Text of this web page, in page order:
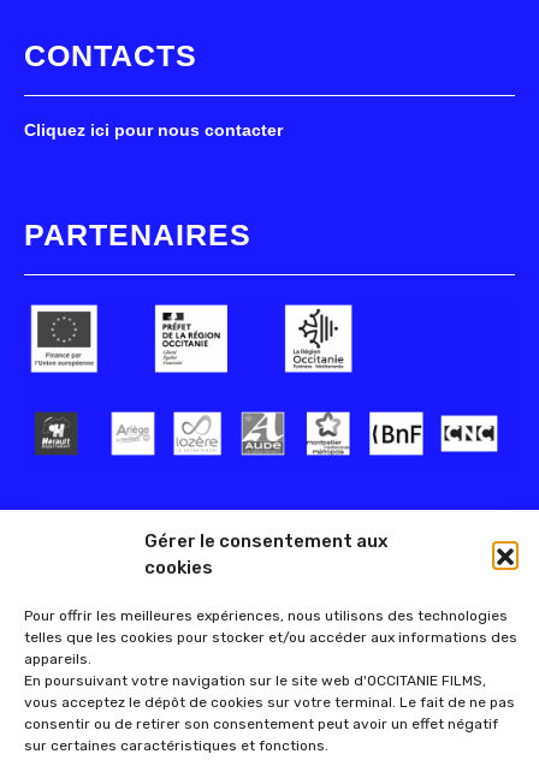
Gérer le consentement aux
cookies
Pour offrir les meilleures expériences, nous utilisons des technologies
telles que les cookies pour stocker et/ou accéder aux informations des
appareils.
En poursuivant votre navigation sur le site web d'OCCITANIE FILMS,
vous acceptez le dépôt de cookies sur votre terminal. Le fait de ne pas
consentir ou de retirer son consentement peut avoir un effet négatif
sur certaines caractéristiques et fonctions.
CONTACTS
Cliquez ici pour nous contacter
PARTENAIRES